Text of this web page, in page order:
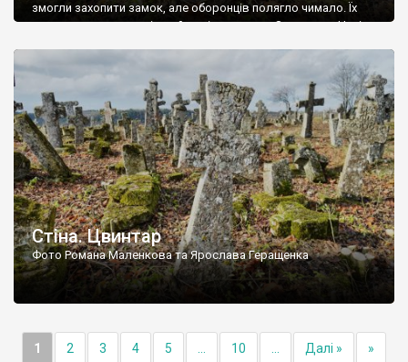
змогли захопити замок, але оборонців полягло чимало. Їх
поховали на цвинтарі, який тоді називався Замковим. Нині на
ньому чимало хрестів 19 століття, є такі, де епітафії стер […]
Стіна. Цвинтар
Фото Романа Маленкова та Ярослава Геращенка
1 2 3 4 5 10 Далі » »